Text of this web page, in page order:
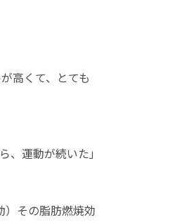
高くて、とても
運動が続いた」
）その脂肪燃焼効